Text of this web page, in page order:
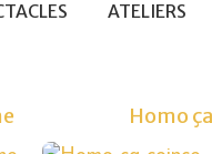
ATELIERS
Homo